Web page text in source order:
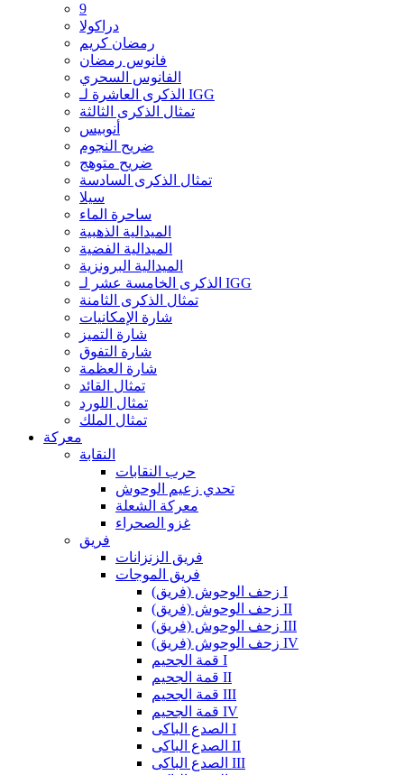
9
دراكولا
رمضان كريم
فانوس رمضان
الفانوس السحري
الذكرى العاشرة لـ IGG
تمثال الذكرى الثالثة
أنوبيس
ضريح النجوم
ضريح متوهج
تمثال الذكرى السادسة
سيلا
ساحرة الماء
الميدالية الذهبية
الميدالية الفضية
الميدالية البرونزية
الذكرى الخامسة عشر لـ IGG
تمثال الذكرى الثامنة
شارة الإمكانيات
شارة التميز
شارة التفوق
شارة العظمة
تمثال القائد
تمثال اللورد
تمثال الملك
معركة
النقابة
حرب النقابات
تحدي زعيم الوحوش
معركة الشعلة
غزو الصحراء
فريق
فريق الزنزانات
فريق الموجات
زحف الوحوش (فريق) I
زحف الوحوش (فريق) II
زحف الوحوش (فريق) III
زحف الوحوش (فريق) IV
قمة الجحيم I
قمة الجحيم II
قمة الجحيم III
قمة الجحيم IV
الصدع الباكى I
الصدع الباكى II
الصدع الباكى III